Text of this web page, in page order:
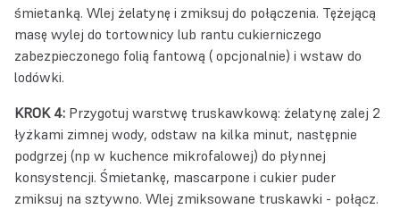
śmietanką. Wlej żelatynę i zmiksuj do połączenia. Tężejącą
masę wylej do tortownicy lub rantu cukierniczego
zabezpieczonego folią fantową ( opcjonalnie) i wstaw do
lodówki.
KROK 4: Przygotuj warstwę truskawkową: żelatynę zalej 2
łyżkami zimnej wody, odstaw na kilka minut, następnie
podgrzej (np w kuchence mikrofalowej) do płynnej
konsystencji. Śmietankę, mascarpone i cukier puder
zmiksuj na sztywno. Wlej zmiksowane truskawki - połącz.